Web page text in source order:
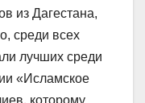
из Дагестана,
среди всех
лучших среди
«Исламское